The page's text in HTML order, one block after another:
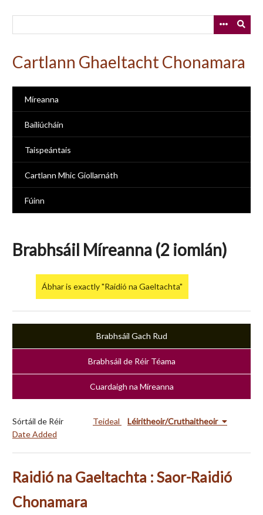
Cartlann Ghaeltacht Chonamara
Míreanna
Bailiúcháin
Taispeántais
Cartlann Mhic Giollarnáth
Fúinn
Brabhsáil Míreanna (2 iomlán)
Ábhar is exactly "Raidió na Gaeltachta"
Brabhsáil Gach Rud
Brabhsáil de Réir Téama
Cuardaigh na Míreanna
Sórtáil de Réir Teideal
Léiritheoir/Cruthaitheoir
Date Added
Raidió na Gaeltachta : Saor-Raidió
Chonamara